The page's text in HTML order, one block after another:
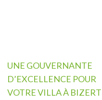
Navigation
de
l’article
UNE GOUVERNANTE
D’EXCELLENCE POUR
VOTRE VILLA À